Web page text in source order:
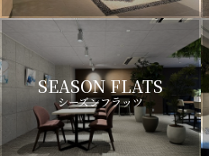
SEASON FLATS
シーズンフラッツ